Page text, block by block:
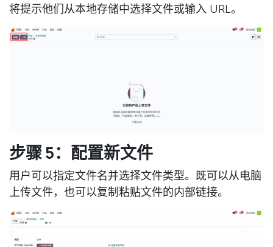
将提示他们从本地存储中选择文件或输入 URL。
步骤 5：配置新文件
用户可以指定文件名并选择文件类型。既可以从电脑
上传文件，也可以复制粘贴文件的内部链接。